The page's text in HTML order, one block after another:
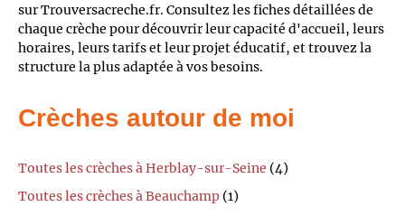
sur Trouversacreche.fr. Consultez les fiches détaillées de
chaque crèche pour découvrir leur capacité d'accueil, leurs
horaires, leurs tarifs et leur projet éducatif, et trouvez la
structure la plus adaptée à vos besoins.
Crèches autour de moi
Toutes les crèches à Herblay-sur-Seine (4)
Toutes les crèches à Beauchamp (1)